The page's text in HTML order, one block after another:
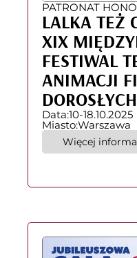
PATRONAT
LALKA TEŻ
XIX
FESTIWAL
ANIMACJI
DOROSŁYCH
Data:10-18.10.2025
Miasto:Warszawa
Więcej